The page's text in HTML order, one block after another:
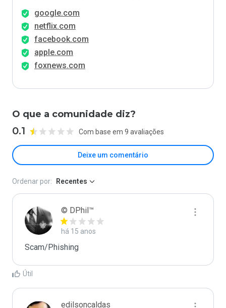
google.com
netflix.com
facebook.com
apple.com
foxnews.com
O que a comunidade diz?
0.1 Com base em 9 avaliações
Deixe um comentário
Ordenar por: Recentes
© DPhil™
há 15 anos
Scam/Phishing
Útil
edilsoncaldas